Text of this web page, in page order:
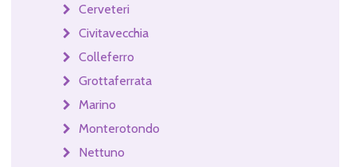
Cerveteri
Civitavecchia
Colleferro
Grottaferrata
Marino
Monterotondo
Nettuno